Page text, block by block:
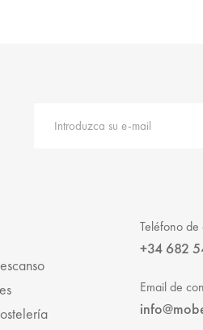
Teléfono de
+34 682
Email de